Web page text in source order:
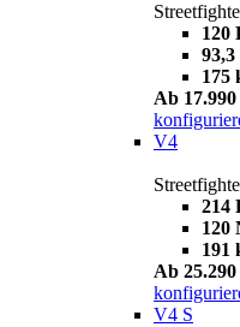
120
175
Ab 17.990
V4
214
120
191
Ab 25.290
V4 S